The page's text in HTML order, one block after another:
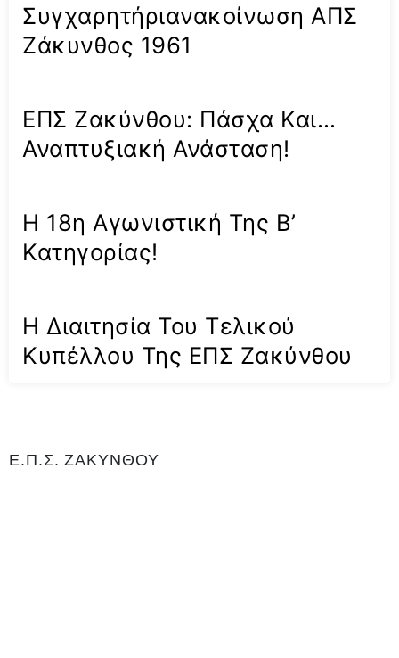
Συγχαρητήριανακοίνωση ΑΠΣ
Ζάκυνθος 1961
ΕΠΣ Ζακύνθου: Πάσχα Και…
Αναπτυξιακή Ανάσταση!
Η 18η Αγωνιστική Της Β’
Κατηγορίας!
Η Διαιτησία Του Τελικού
Κυπέλλου Της ΕΠΣ Ζακύνθου
Ε.Π.Σ. ΖΑΚΥΝΘΟΥ